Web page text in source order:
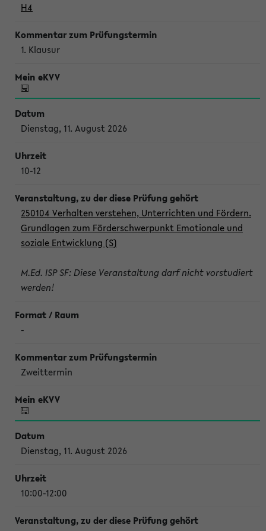
H4
1. Klausur
Dienstag, 11. August 2026
10-12
250104 Verhalten verstehen, Unterrichten und Fördern.
Grundlagen zum Förderschwerpunkt Emotionale und
soziale Entwicklung (S)
M.Ed. ISP SF: Diese Veranstaltung darf nicht vorstudiert
werden!
-
Zweittermin
Dienstag, 11. August 2026
10:00-12:00